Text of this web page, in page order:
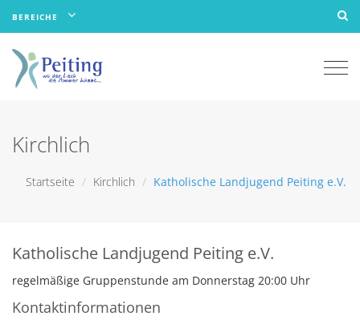
BEREICHE
Kirchlich
Startseite Kirchlich Katholische Landjugend Peiting e.V.
Katholische Landjugend Peiting e.V.
regelmäßige Gruppenstunde am Donnerstag 20:00 Uhr
Kontaktinformationen